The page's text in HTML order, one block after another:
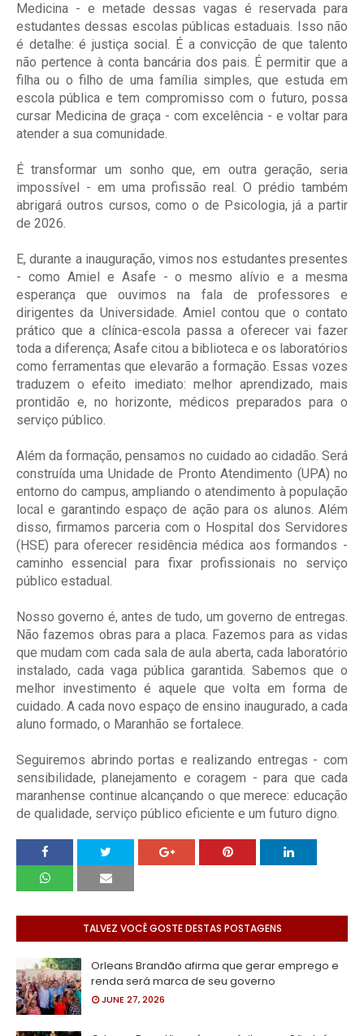
Medicina - e metade dessas vagas é reservada para
estudantes dessas escolas públicas estaduais. Isso não
é detalhe: é justiça social. É a convicção de que talento
não pertence à conta bancária dos pais. É permitir que a
filha ou o filho de uma família simples, que estuda em
escola pública e tem compromisso com o futuro, possa
cursar Medicina de graça - com excelência - e voltar para
atender a sua comunidade.
É transformar um sonho que, em outra geração, seria
impossível - em uma profissão real. O prédio também
abrigará outros cursos, como o de Psicologia, já a partir
de 2026.
E, durante a inauguração, vimos nos estudantes presentes
- como Amiel e Asafe - o mesmo alívio e a mesma
esperança que ouvimos na fala de professores e
dirigentes da Universidade. Amiel contou que o contato
prático que a clínica-escola passa a oferecer vai fazer
toda a diferença; Asafe citou a biblioteca e os laboratórios
como ferramentas que elevarão a formação. Essas vozes
traduzem o efeito imediato: melhor aprendizado, mais
prontidão e, no horizonte, médicos preparados para o
serviço público.
Além da formação, pensamos no cuidado ao cidadão. Será
construída uma Unidade de Pronto Atendimento (UPA) no
entorno do campus, ampliando o atendimento à população
local e garantindo espaço de ação para os alunos. Além
disso, firmamos parceria com o Hospital dos Servidores
(HSE) para oferecer residência médica aos formandos -
caminho essencial para fixar profissionais no serviço
público estadual.
Nosso governo é, antes de tudo, um governo de entregas.
Não fazemos obras para a placa. Fazemos para as vidas
que mudam com cada sala de aula aberta, cada laboratório
instalado, cada vaga pública garantida. Sabemos que o
melhor investimento é aquele que volta em forma de
cuidado. A cada novo espaço de ensino inaugurado, a cada
aluno formado, o Maranhão se fortalece.
Seguiremos abrindo portas e realizando entregas - com
sensibilidade, planejamento e coragem - para que cada
maranhense continue alcançando o que merece: educação
de qualidade, serviço público eficiente e um futuro digno.
TALVEZ VOCÊ GOSTE DESTAS POSTAGENS
Orleans Brandão afirma que gerar emprego e
renda será marca de seu governo
JUNE 27, 2026